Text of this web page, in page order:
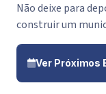
Não deixe para
construir um
Ver Próximos